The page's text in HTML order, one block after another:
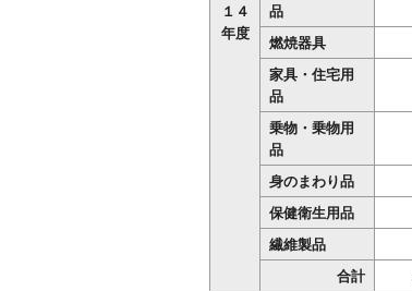
１４
年度
品
燃焼器具
家具・住宅用
品
乗物・乗物用
品
身のまわり品
保健衛生用品
繊維製品
合計